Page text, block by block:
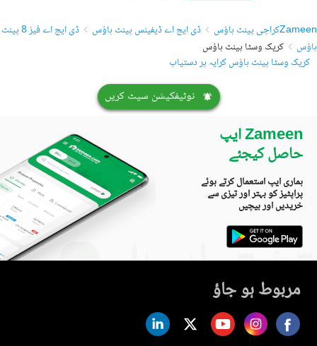
Zameenکراچی پینٹ ہاؤس ڈی ایچ اے ڈیفینس پینٹ ہاؤس
ڈی ایچ اے فیز 8 پینٹ
ہاؤس
کریک وسٹا پینٹ ہاؤس
کریک وسٹا پینٹ ہاؤس کرایہ پر دستیاب
نوٹیفکیشن سیٹ کریں
Zameen ایپ
حاصل کیجئے
ہماری ایپ استعمال کرتے ہوئے
پراپٹیز کو بہتر اور تیزی سے
خریدیں اور بیچیں
مربوط ہو جاؤ